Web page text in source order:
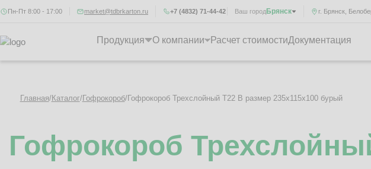
г. Брянск,
Пн-Пт 8:00 - 17:00 market@tdbrkarton.ru Ваш городБрянск
+7 (4832) 71-44-42
Продукция О компании Расчет стоимостиДокументация
Главная/Каталог/Гофрокороб/Гофрокороб Трехслойный Т22 B размер 235x115x100 бурый
Гофрокороб